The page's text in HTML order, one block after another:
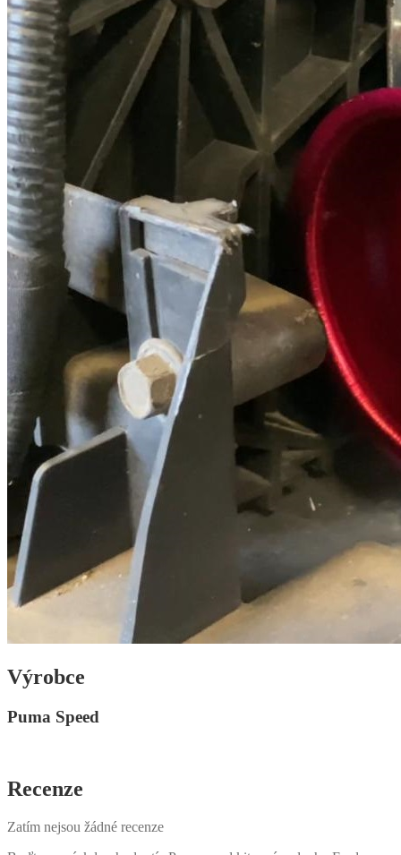
Výrobce
Puma Speed
Recenze
Zatím nejsou žádné recenze